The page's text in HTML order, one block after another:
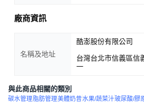
廠商資訊
名稱及地址
酷澎股份有限公司
台灣台北市信義區信
一
與此商品相關的類別
碳水管理脂肪管理美體奶昔水果/蔬菜汁玻尿酸/膠